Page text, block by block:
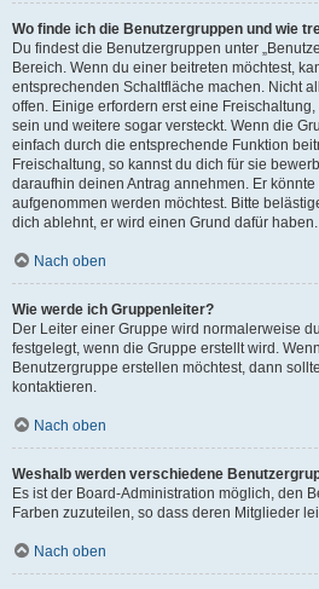
Wo finde ich die Benutzergruppen und wie
Du findest die Benutzergruppen unter
Bereich. Wenn du einer beitreten möchtest,
entsprechenden Schaltfläche machen. Nicht
offen. Einige erfordern erst eine
sein und weitere sogar versteckt. Wenn die
einfach durch die entsprechende Funktion
Freischaltung, so kannst du dich für sie
daraufhin deinen Antrag annehmen. Er
aufgenommen werden möchtest. Bitte
dich ablehnt, er wird einen Grund dafür haben.
Nach oben
Wie werde ich Gruppenleiter?
Der Leiter einer Gruppe wird normalerweise
festgelegt, wenn die Gruppe erstellt wird.
Benutzergruppe erstellen möchtest, dann
kontaktieren.
Nach oben
Weshalb werden verschiedene
Es ist der Board-Administration möglich, den
Farben zuzuteilen, so dass deren Mitglieder
Nach oben